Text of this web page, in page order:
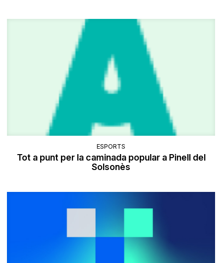
ESPORTS
Tot a punt per la caminada popular a Pinell del
Solsonès